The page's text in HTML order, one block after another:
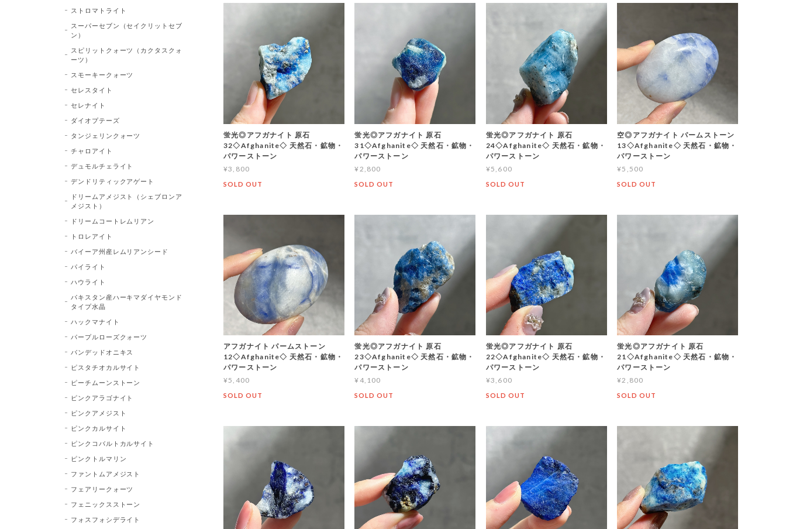
蛍光◎アフガナイト 原石
32◇Afghanite◇ 天然石・鉱物・
パワーストーン
¥3,800
SOLD OUT
蛍光◎アフガナイト 原石
31◇Afghanite◇ 天然石・鉱物・
パワーストーン
¥2,800
SOLD OUT
蛍光◎アフガナイト 原石
24◇Afghanite◇ 天然石・鉱物・
パワーストーン
¥5,600
SOLD OUT
空◎アフガナイト パームストーン
13◇Afghanite◇ 天然石・鉱物・
パワーストーン
¥5,500
SOLD OUT
アフガナイト パームストーン
12◇Afghanite◇ 天然石・鉱物・
パワーストーン
¥5,400
SOLD OUT
蛍光◎アフガナイト 原石
23◇Afghanite◇ 天然石・鉱物・
パワーストーン
¥4,100
SOLD OUT
蛍光◎アフガナイト 原石
22◇Afghanite◇ 天然石・鉱物・
パワーストーン
¥3,600
SOLD OUT
蛍光◎アフガナイト 原石
21◇Afghanite◇ 天然石・鉱物・
パワーストーン
¥2,800
SOLD OUT
ストロマトライト
スーパーセブン（セイクリットセブ
ン）
スピリットクォーツ（カクタスクォ
ーツ）
スモーキークォーツ
セレスタイト
セレナイト
ダイオプテーズ
タンジェリンクォーツ
チャロアイト
デュモルチェライト
デンドリティックアゲート
ドリームアメジスト（シェブロンア
メジスト）
ドリームコートレムリアン
トロレアイト
バイーア州産レムリアンシード
パイライト
ハウライト
パキスタン産ハーキマダイヤモンド
タイプ水晶
ハックマナイト
パープルローズクォーツ
バンデッドオニキス
ピスタチオカルサイト
ピーチムーンストーン
ピンクアラゴナイト
ピンクアメジスト
ピンクカルサイト
ピンクコバルトカルサイト
ピンクトルマリン
ファントムアメジスト
フェアリークォーツ
フェニックスストーン
フォスフォシデライト